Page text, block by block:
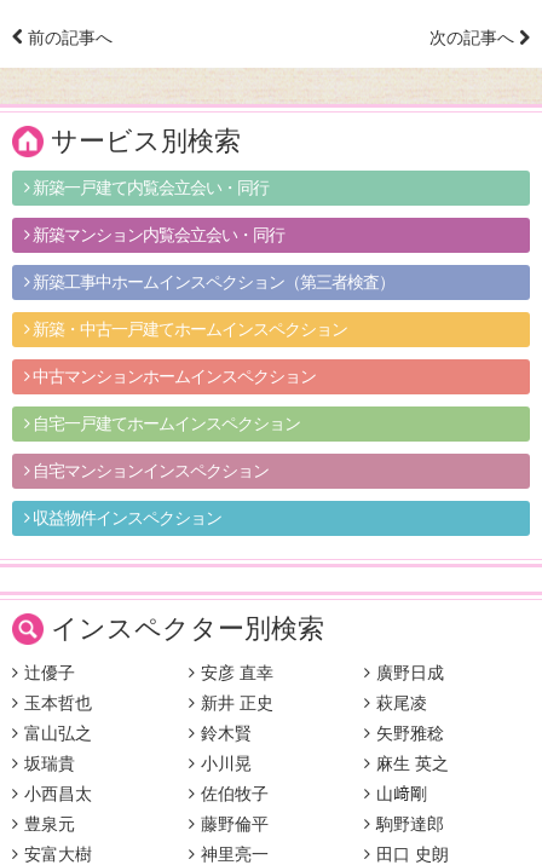
前の記事へ 次の記事へ
サービス別検索
新築一戸建て内覧会立会い・同行
新築マンション内覧会立会い・同行
新築工事中ホームインスペクション（第三者検査）
新築・中古一戸建てホームインスペクション
中古マンションホームインスペクション
自宅一戸建てホームインスペクション
自宅マンションインスペクション
収益物件インスペクション
インスペクター別検索
辻優子 安彦 直幸
廣野日成
玉本哲也
新井 正史
萩尾凌
富山弘之
鈴木賢
矢野雅稔
坂瑞貴
小川晃
麻生 英之
小西昌太
佐伯牧子
山﨑剛
豊泉元
藤野倫平
駒野達郎
安富大樹
神里亮一
田口 史朗